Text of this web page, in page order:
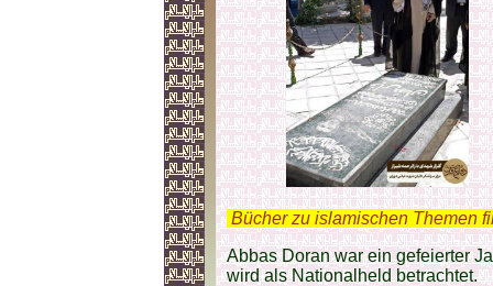
Bücher zu islamischen Themen
Abbas Doran war ein gefeierter
wird als Nationalheld betrachtet.